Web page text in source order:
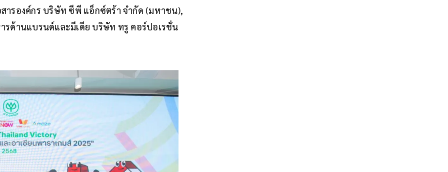
ารองค์กร บริษัท ซีพี แอ็กซ์ตร้า จำกัด (มหาชน),
ด้านแบรนด์และมีเดีย บริษัท ทรู คอร์ปอเรชั่น